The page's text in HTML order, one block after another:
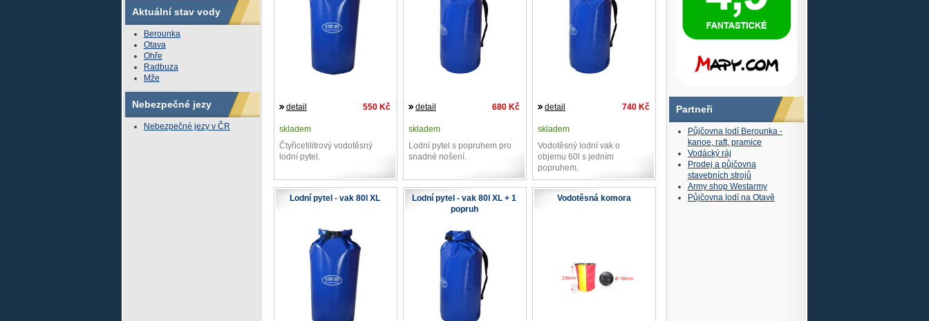
550 Kč
detail 680 Kč
detail 740 Kč
detail
skladem skladem
skladem
Čtyřicetilitrový vodotěsný
lodní pytel.
Lodní pytel s popruhem pro
snadné nošení.
Vodotěsný lodní vak o
objemu 60l s jedním
popruhem.
Lodní pytel - vak 80l XL
Lodní pytel - vak 80l XL + 1
popruh
Vodotěsná komora
Aktuální stav vody
Berounka
Otava
Ohře
Radbuza
Mže
Nebezpečné jezy
Nebezpečné jezy v ČR
Partneři
Půjčovna lodí Berounka -
kanoe, raft, pramice
Vodácký ráj
Prodej a půjčovna
stavebních strojů
Army shop Westarmy
Půjčovna lodí na Otavě